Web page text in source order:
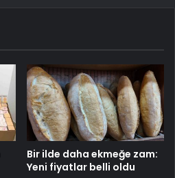
Bir ilde daha ekmeğe zam:
Yeni fiyatlar belli oldu